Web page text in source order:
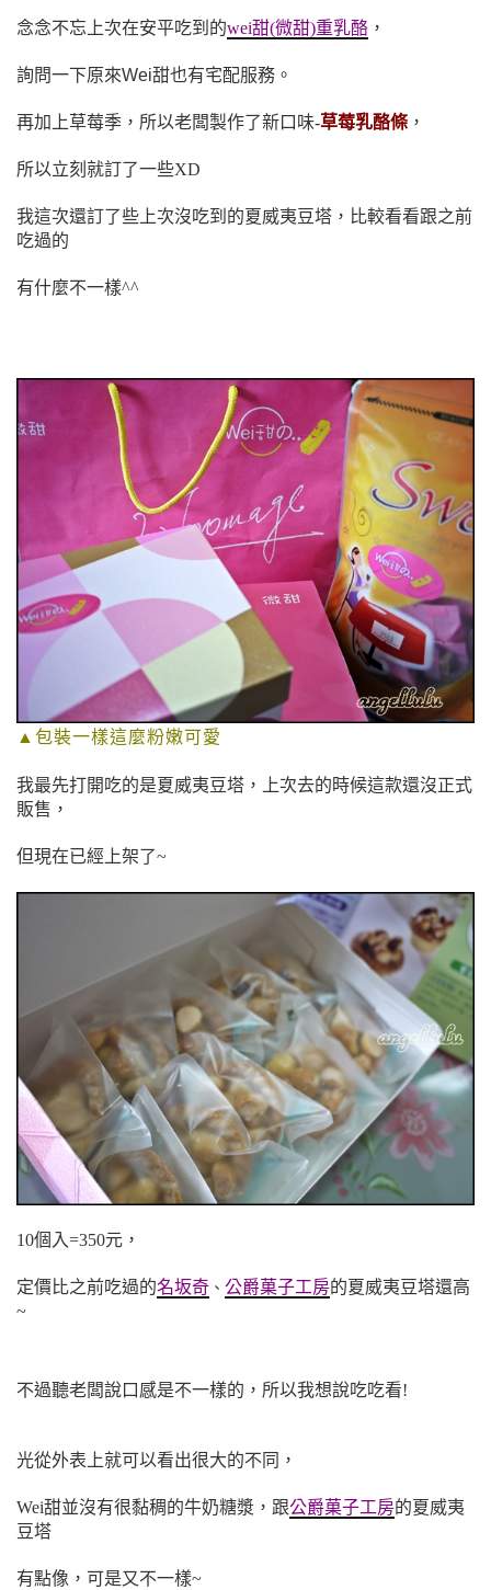
念念不忘上次在安平吃到的wei甜(微甜)重乳酪 ，
詢問一下原來Wei甜也有宅配服務。
再加上草莓季，所以老闆製作了新口味-草莓乳酪條 ，
所以立刻就訂了一些XD
我這次還訂了些上次沒吃到的夏威夷豆塔，比較看看跟之前
吃過的
有什麼不一樣^^
▲包裝一樣這麼粉嫩可愛
我最先打開吃的是夏威夷豆塔，上次去的時候這款還沒正式
販售，
但現在已經上架了~
10個入=350元，
定價比之前吃過的名坂奇 、 公爵菓子工房的夏威夷豆塔還高
~
不過聽老闆說口感是不一樣的，所以我想說吃吃看!
光從外表上就可以看出很大的不同，
Wei甜並沒有很黏稠的牛奶糖漿，跟公爵菓子工房的夏威夷
豆塔
有點像，可是又不一樣~